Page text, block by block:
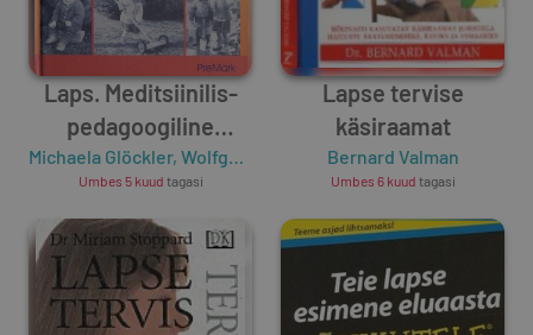
Laps. Meditsiinilis-
pedagoogiline
nõuandja
Michaela Glöckler, Wolfgang Goebel
Umbes 5 kuud tagasi
Lapse tervise
käsiraamat
Bernard Valman
Umbes 6 kuud tagasi